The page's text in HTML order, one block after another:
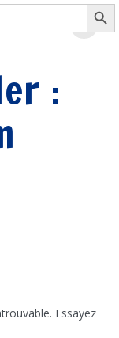
Search Search Button
:
Essayez